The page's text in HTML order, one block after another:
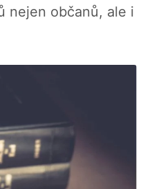
a
o
s
nejen občanů, ale i